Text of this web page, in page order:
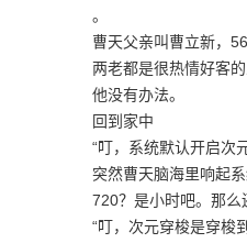
。
曹天父亲叫曹立新，
两老都是很热情好客
他没有办法。
回到家中
“叮，系统默认开启次
突然曹天脑海里响起系
720？是小时吧。那么
“叮，次元穿梭是穿梭